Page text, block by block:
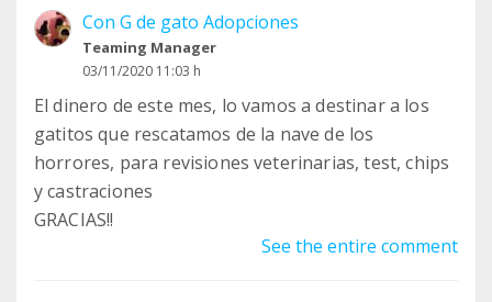
Con G de gato Adopciones
Teaming Manager
03/11/2020 11:03 h
El dinero de este mes, lo vamos a destinar a los
gatitos que rescatamos de la nave de los
horrores, para revisiones veterinarias, test, chips
y castraciones
GRACIAS!!
See the entire comment